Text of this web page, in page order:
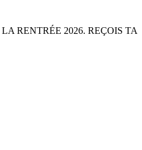
RENTRÉE 2026. REÇOIS TA